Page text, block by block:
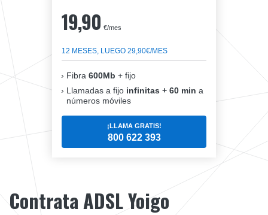
19,90 €/mes
12 MESES, LUEGO 29,90€/MES
Fibra 600Mb + fijo
Llamadas a fijo infinitas + 60 min a
números móviles
¡LLAMA GRATIS!
800 622 393
Contrata ADSL Yoigo